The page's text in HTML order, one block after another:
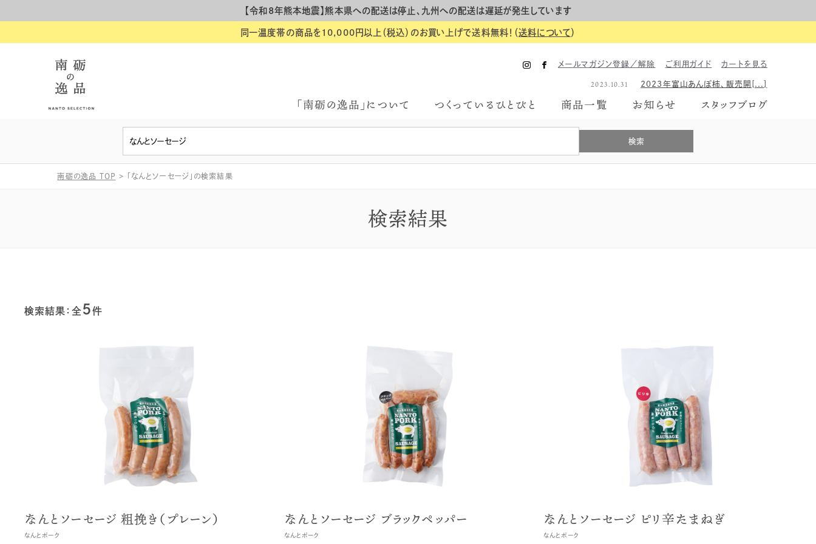
【令和8年熊本地震】熊本県への配送は停止、九州への配送は遅延が発生しています
同一温度帯の商品を10,000円以上（税込）のお買い上げで送料無料！（送料について）
メールマガジン登録／解除 ご利用ガイド カートを見る
2023.06.26 2023年のギフトボックス、は[...]
2023.10.31 2023年富山あんぽ柿、販売開[...]
2026.06.01 【イベント告知】6月7日にて富[...]
2023.06.26
「南砺の逸品」について つくっているひとびと 商品一覧 お知らせ スタッフブログ
南砺の逸品 TOP > 「なんとソーセージ」の検索結果
検索結果
検索結果：全5件
なんとソーセージ 粗挽き（プレーン）
なんとポーク
なんとソーセージ ブラックペッパー
なんとポーク
なんとソーセージ ピリ辛たまねぎ
なんとポーク